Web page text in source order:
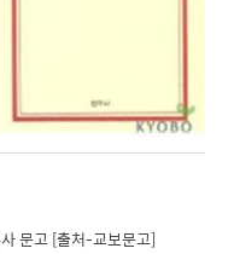
문고 [출처-교보문고]